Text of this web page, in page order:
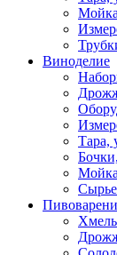
Виноделие
Тара,
Хмель